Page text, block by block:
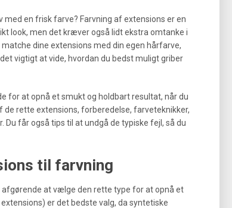
med en frisk farve? Farvning af extensions er en
look, men det kræver også lidt ekstra omtanke i
dine extensions med din egen hårfarve,
vigtigt at vide, hvordan du bedst muligt griber
for at opnå et smukt og holdbart resultat, når du
rette extensions, forberedelse, farveteknikker,
får også tips til at undgå de typiske fejl, så du
til farvning
afgørende at vælge den rette type for at opnå et
er det bedste valg, da syntetiske